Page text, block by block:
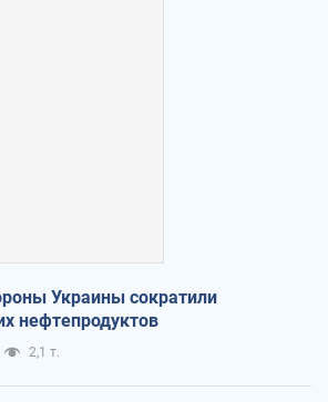
Украины сократили
нефтепродуктов
2,1 т.